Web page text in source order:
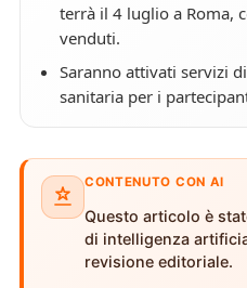
terrà il 4 luglio a Roma,
venduti.
Saranno attivati servizi
sanitaria per i
CONTENUTO CON AI
Questo articolo è
di intelligenza
revisione editoriale.